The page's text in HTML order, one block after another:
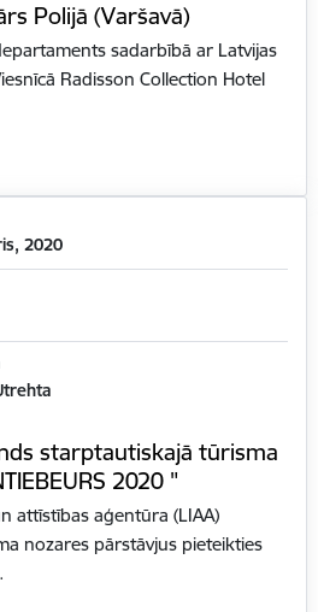
Polijā (Varšavā)
sadarbībā ar Latvijas
Radisson Collection Hotel
2020
starptautiskajā tūrisma
2020 "
attīstības aģentūra (LIAA)
nozares pārstāvjus pieteikties